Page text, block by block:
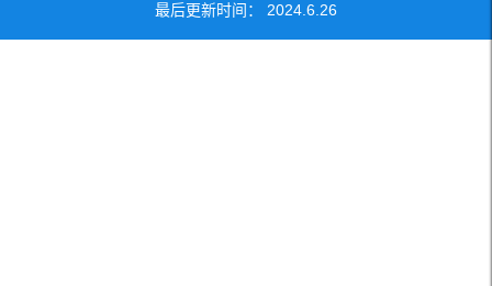
最后更新时间： 2024 6 26